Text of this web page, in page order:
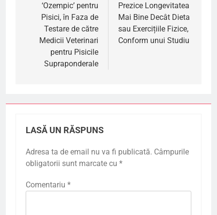
articole
‘Ozempic’ pentru
Pisici, în Faza de
Testare de către
Medicii Veterinari
pentru Pisicile
Supraponderale
Prezice Longevitatea
Mai Bine Decât Dieta
sau Exercițiile Fizice,
Conform unui Studiu
LASĂ UN RĂSPUNS
Adresa ta de email nu va fi publicată. Câmpurile
obligatorii sunt marcate cu *
Comentariu *